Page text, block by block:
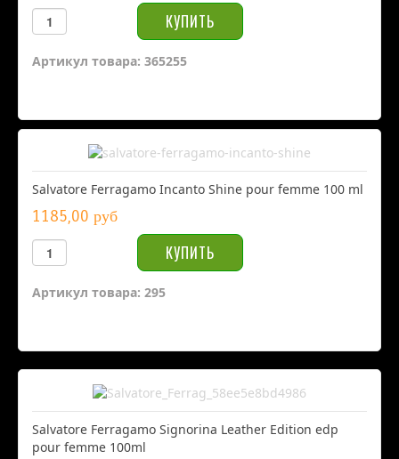
Артикул товара: 365255
Salvatore Ferragamo Incanto Shine pour femme 100 ml
1185,00 руб
Артикул товара: 295
Salvatore Ferragamo Signorina Leather Edition edp
pour femme 100ml